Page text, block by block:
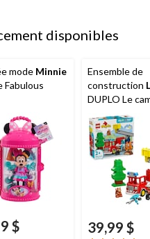
disponibles
mode Minnie
Fabulous
$
Ensemble de
construction
DUPLO Le
pompiers
boyau et un
10473, 26
ans et plus
39,99 $